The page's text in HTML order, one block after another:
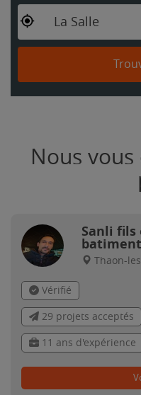
La Salle
Nous
Sanli fils
batiment
Thaon-
Vérifié
29 projets acceptés
11 ans d'expérience